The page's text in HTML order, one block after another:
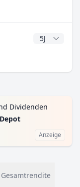
CAGR Jahre
Dividenden
Anzeige
Gesamtrendite